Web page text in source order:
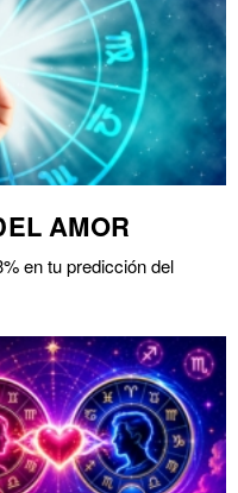
AMOR
en tu predicción del